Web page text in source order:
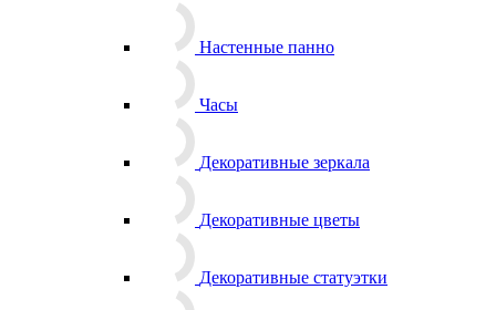
Настенные панно
Часы
Декоративные зеркала
Декоративные цветы
Декоративные статуэтки